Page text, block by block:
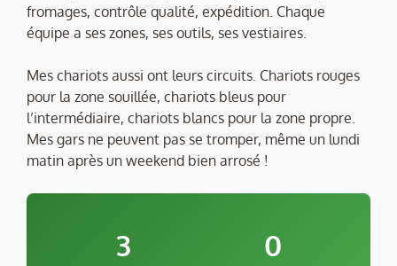
fromages, contrôle qualité, expédition. Chaque
équipe a ses zones, ses outils, ses vestiaires.
Mes chariots aussi ont leurs circuits. Chariots rouges
pour la zone souillée, chariots bleus pour
l’intermédiaire, chariots blancs pour la zone propre.
Mes gars ne peuvent pas se tromper, même un lundi
matin après un weekend bien arrosé !
3 0